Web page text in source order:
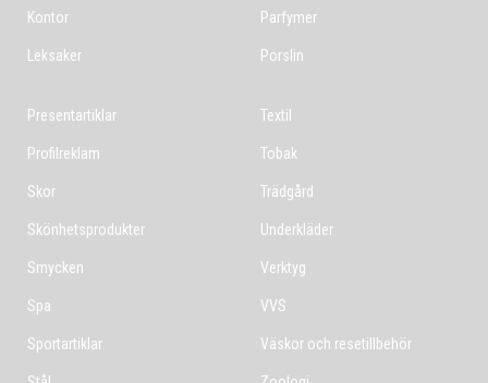
Kontor
Leksaker
Parfymer
Porslin
Presentartiklar
Profilreklam
Skor
Skönhetsprodukter
Smycken
Spa
Sportartiklar
Textil
Tobak
Trädgård
Underkläder
Verktyg
VVS
Väskor och resetillbehör